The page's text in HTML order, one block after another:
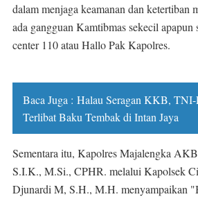
dalam menjaga keamanan dan ketertiban
ada gangguan Kamtibmas sekecil apapun
center 110 atau Hallo Pak Kapolres.
Baca Juga : Halau Seragan KKB,
Terlibat Baku Tembak di Intan Jaya
Sementara itu, Kapolres Majalengka
S.I.K., M.Si., CPHR. melalui Kapolsek
Djunardi M, S.H., M.H. menyampaikan